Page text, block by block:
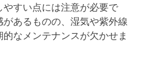
すい点には注意が必要で
あるものの、湿気や紫外線
なメンテナンスが欠かせま